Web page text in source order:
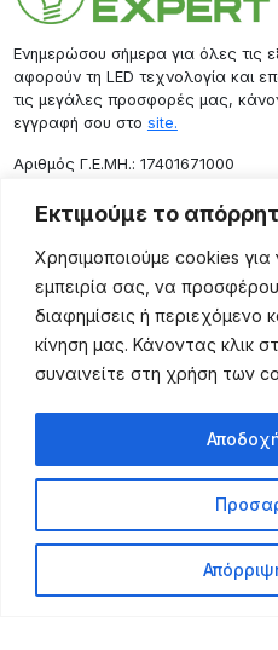
Εκτιμούμε το
Χρησιμοποιούμε cookies
εμπειρία σας, να
διαφημίσεις ή περιεχόμενο
κίνηση μας. Κάνοντας κλικ
συναινείτε στη χρήση των
Ενημερώσου σήμερα για όλες τις
αφορούν τη LED τεχνολογία και
τις μεγάλες προσφορές μας,
εγγραφή σου στο site.
Aριθμός Γ.Ε.ΜΗ.: 17401671000
Επικοινωνία
Ρόδου 133, Αθήνα 10443
(+30) 211 725 5427
sales@lightingexpert.gr
Χρήσιμες Σελίδες
Προϊόντα
Τρόποι Αποστολής